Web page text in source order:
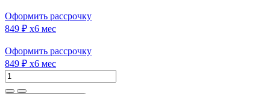
Оформить рассрочку
849 ₽ x6 мес
Оформить рассрочку
849 ₽ x6 мес